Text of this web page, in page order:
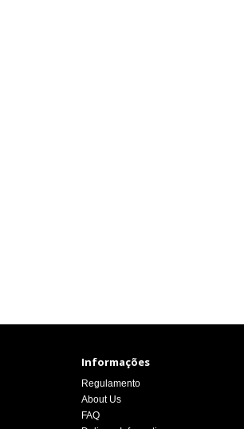
Informações
Regulamento
About Us
FAQ